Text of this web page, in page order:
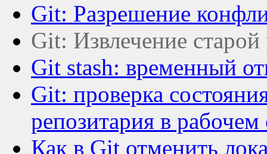
Git: Разрешение
Git: Извлечение
Git stash: временный
Git: проверка
репозитария в рабочем
Как в Git отменить